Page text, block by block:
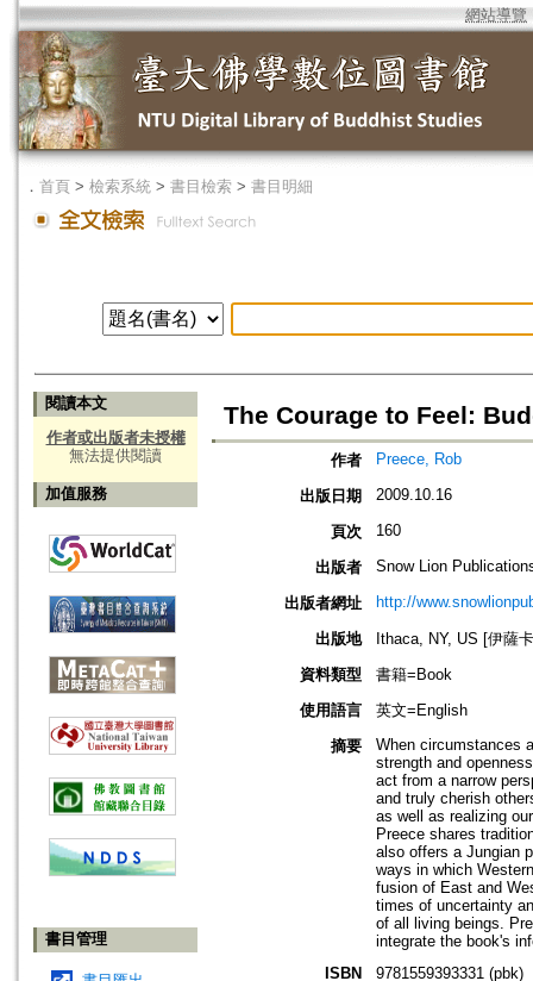
網站導覽
． 首頁 > 檢索系統 > 書目檢索 > 書目明細
閱讀本文
作者或出版者未授權
無法提供閱讀
加值服務
書目管理
The Courage to Feel:
作者 Preece, Rob
出版日期 2009.10.16
頁次 160
出版者 Snow Lion
出版者網址 http://
出版地
Ithaca, NY, US [伊薩
資料類型
書籍=Book
使用語言
英文=English
摘要
When circumstances
strength and
act from a narrow
and truly cherish
as well as realizing
Preece shares
also offers a Jungian
ways in which
fusion of East and
times of uncertainty
of all living beings.
integrate the book's
ISBN
9781559393331 (pbk)